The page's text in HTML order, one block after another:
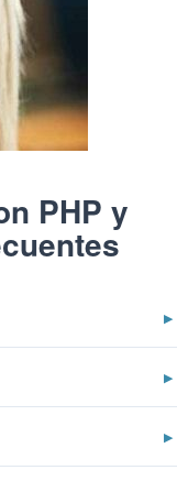
PHP y
▶
▶
▶